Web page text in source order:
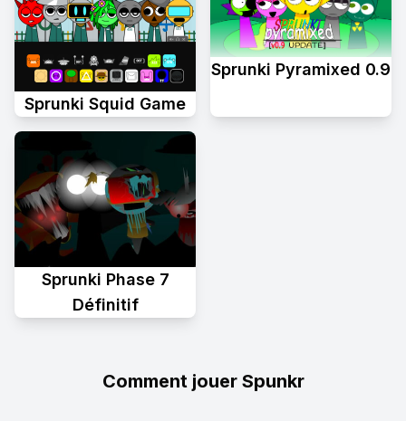
Sprunki Squid Game
Sprunki Pyramixed 0.9
Sprunki Phase 7
Définitif
Comment jouer Spunkr